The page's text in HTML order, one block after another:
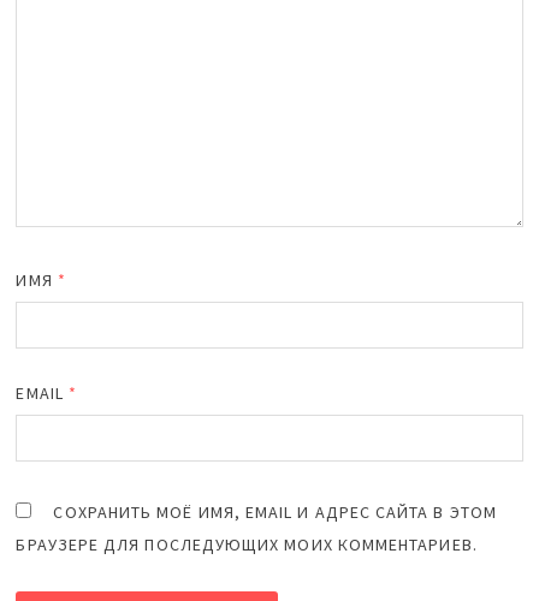
ИМЯ *
EMAIL *
СОХРАНИТЬ МОЁ ИМЯ, EMAIL И АДРЕС САЙТА В ЭТОМ
БРАУЗЕРЕ ДЛЯ ПОСЛЕДУЮЩИХ МОИХ КОММЕНТАРИЕВ.